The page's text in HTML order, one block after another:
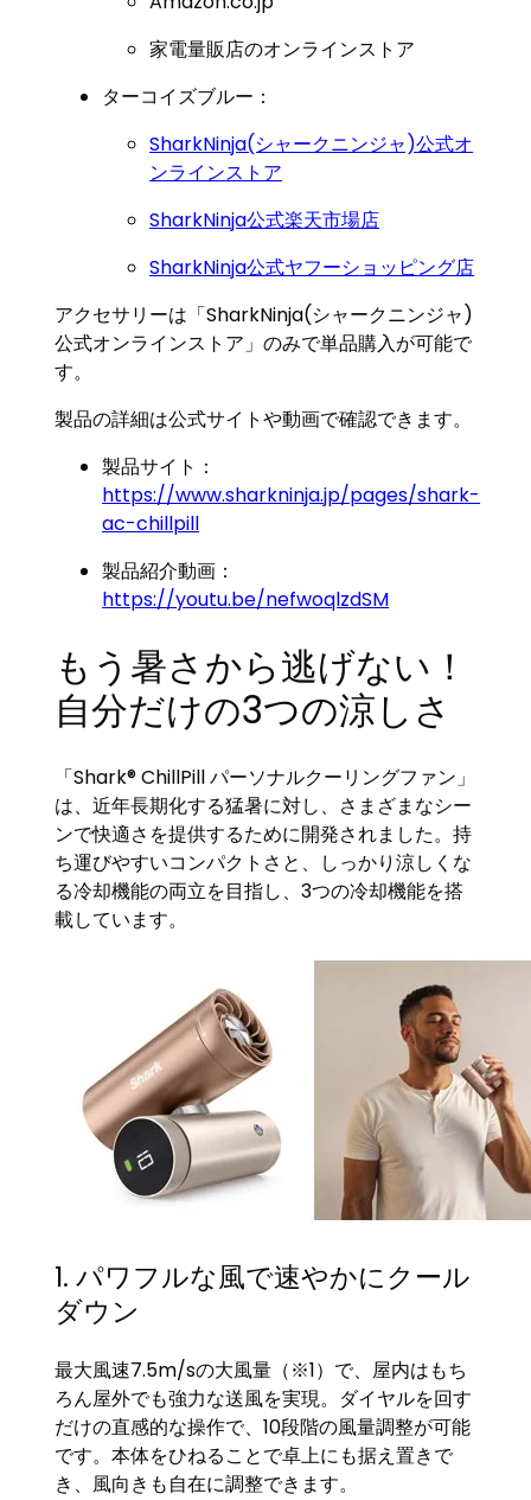
家電量販店のオンラインストア
ターコイズブルー：
SharkNinja(シャークニンジャ)公式オ
ンラインストア
SharkNinja公式楽天市場店
SharkNinja公式ヤフーショッピング店
アクセサリーは「SharkNinja(シャークニンジャ)
公式オンラインストア」のみで単品購入が可能で
す。
製品の詳細は公式サイトや動画で確認できます。
製品サイト：
https://www.sharkninja.jp/pages/shark-
ac-chillpill
製品紹介動画：
https://youtu.be/nefwoqlzdSM
もう暑さから逃げない！
自分だけの3つの涼しさ
「Shark® ChillPill パーソナルクーリングファン」
は、近年長期化する猛暑に対し、さまざまなシー
ンで快適さを提供するために開発されました。持
ち運びやすいコンパクトさと、しっかり涼しくな
る冷却機能の両立を目指し、3つの冷却機能を搭
載しています。
1. パワフルな風で速やかにクール
ダウン
最大風速7.5m/sの大風量（※1）で、屋内はもち
ろん屋外でも強力な送風を実現。ダイヤルを回す
だけの直感的な操作で、10段階の風量調整が可能
です。本体をひねることで卓上にも据え置きで
き、風向きも自在に調整できます。